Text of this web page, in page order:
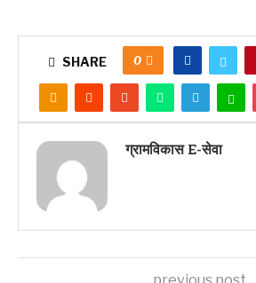
SHARE 0
ग्रामविकास E-सेवा